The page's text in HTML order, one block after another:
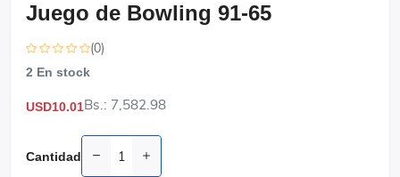
Juego de Bowling 91-65
(0)
2 En stock
USD10.01Bs.: 7,582.98
Cantidad